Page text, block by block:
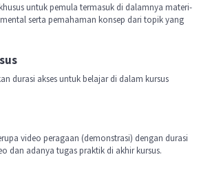
untuk pemula termasuk di dalamnya materi-
serta pemahaman konsep dari topik yang
durasi akses untuk belajar di dalam kursus
video peragaan (demonstrasi) dengan durasi
dan adanya tugas praktik di akhir kursus.